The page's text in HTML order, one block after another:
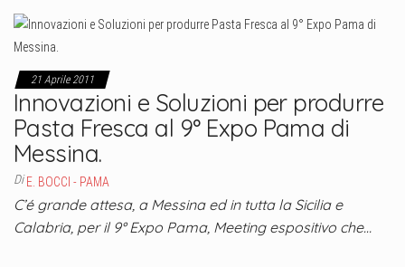
21 Aprile 2011
Innovazioni e Soluzioni per produrre
Pasta Fresca al 9° Expo Pama di
Messina.
Di E. BOCCI - PAMA
C’é grande attesa, a Messina ed in tutta la Sicilia e
Calabria, per il 9° Expo Pama, Meeting espositivo che…